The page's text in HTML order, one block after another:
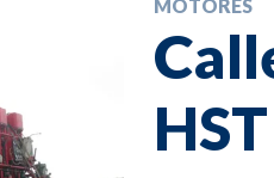
MOTORES
HST